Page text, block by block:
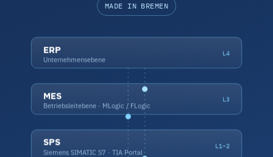
MADE IN BREMEN
ERP
Unternehmensebene
L4
MES
Betriebsleitebene · MLogic / FLogic
L3
SPS
Siemens SIMATIC S7 · TIA Portal
L1–2